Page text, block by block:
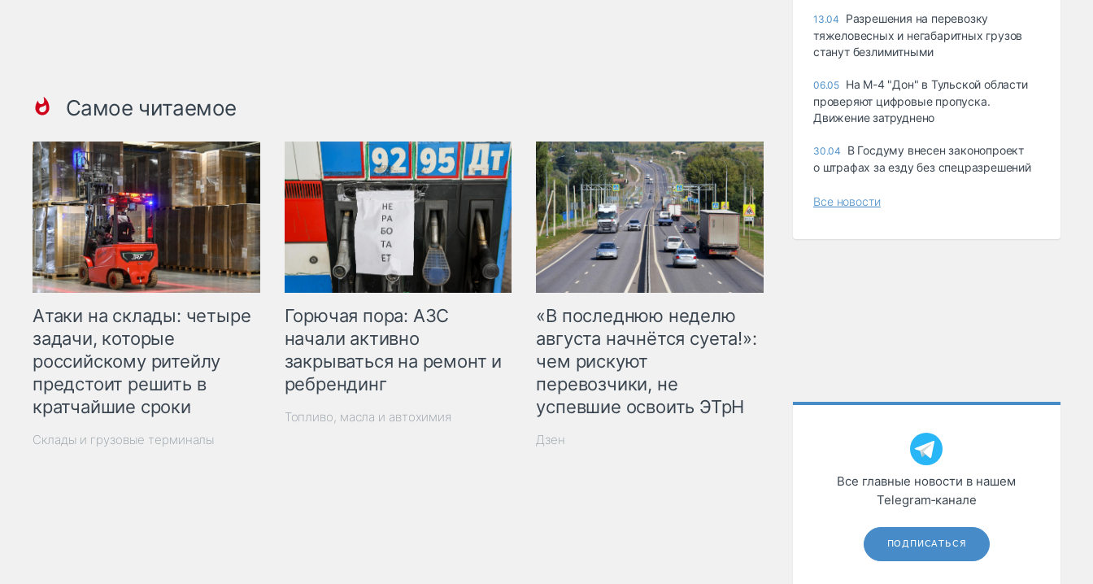
Самое читаемое
Атаки на склады: четыре
задачи, которые
российскому ритейлу
предстоит решить в
кратчайшие сроки
Склады и грузовые терминалы
Горючая пора: АЗС
начали активно
закрываться на ремонт и
ребрендинг
Топливо, масла и автохимия
«В последнюю неделю
августа начнётся суета!»:
чем рискуют
перевозчики, не
успевшие освоить ЭТрН
Дзен
13.04
Разрешения на перевозку
тяжеловесных и негабаритных грузов
станут безлимитными
06.05 На М-4 "Дон" в Тульской области
проверяют цифровые пропуска.
Движение затруднено
30.04
В Госдуму внесен законопроект
о штрафах за езду без спецразрешений
Все новости
Все главные новости в нашем
Telegram‑канале
ПОДПИСАТЬСЯ